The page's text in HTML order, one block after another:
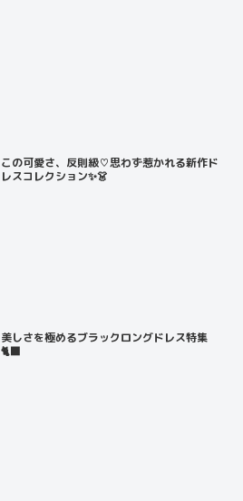
この可愛さ、反則級♡思わず惹かれる新作ド
レスコレクション✨👗
美しさを極めるブラックロングドレス特集
🐈‍⬛